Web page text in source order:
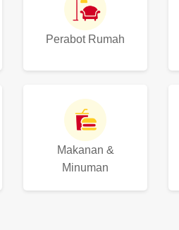
Perabot Rumah
Makanan &
Minuman